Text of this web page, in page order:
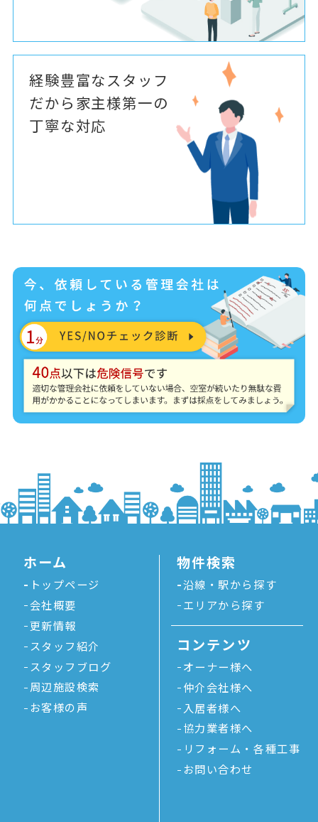
経験豊富なスタッフ
だから家主様第一の
丁寧な対応
ホーム
トップページ
会社概要
更新情報
スタッフ紹介
スタッフブログ
周辺施設検索
お客様の声
物件検索
沿線・駅から探す
エリアから探す
コンテンツ
オーナー様へ
仲介会社様へ
入居者様へ
協力業者様へ
リフォーム・各種工事
お問い合わせ